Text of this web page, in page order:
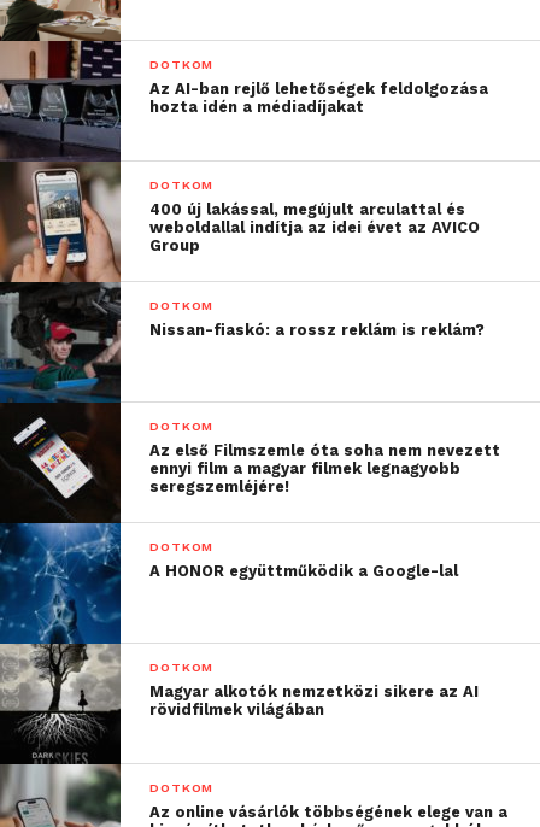
DOTKOM
Az AI-ban rejlő lehetőségek feldolgozása
hozta idén a médiadíjakat
DOTKOM
400 új lakással, megújult arculattal és
weboldallal indítja az idei évet az AVICO
Group
DOTKOM
Nissan-fiaskó: a rossz reklám is reklám?
DOTKOM
Az első Filmszemle óta soha nem nevezett
ennyi film a magyar filmek legnagyobb
seregszemléjére!
DOTKOM
A HONOR együttműködik a Google-lal
DOTKOM
Magyar alkotók nemzetközi sikere az AI
rövidfilmek világában
DOTKOM
Az online vásárlók többségének elege van a